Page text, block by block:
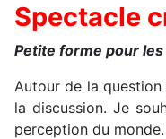
Spectacle
Petite forme pour
Autour de la
la discussion. Je
perception du